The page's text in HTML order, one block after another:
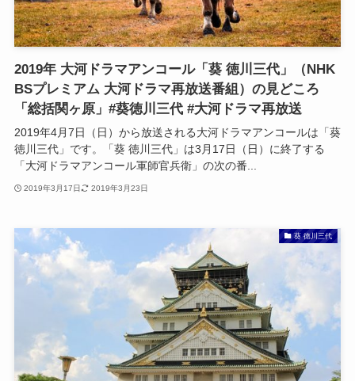
2019年 大河ドラマアンコール「葵 徳川三代」（NHK
BSプレミアム 大河ドラマ再放送番組）の見どころ
「総括関ヶ原」#葵徳川三代 #大河ドラマ再放送
2019年4月7日（日）から放送される大河ドラマアンコールは「葵
徳川三代」です。「葵 徳川三代」は3月17日（日）に終了する
「大河ドラマアンコール軍師官兵衛」の次の番...
2019年3月17日 2019年3月23日
葵 徳川三代